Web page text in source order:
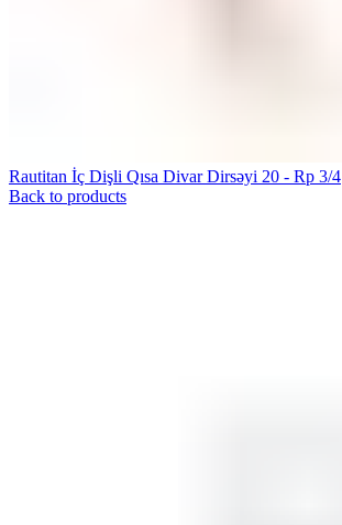
Rautitan İç Dişli Qısa Divar Dirsəyi 20 - Rp 3/4
Back to products